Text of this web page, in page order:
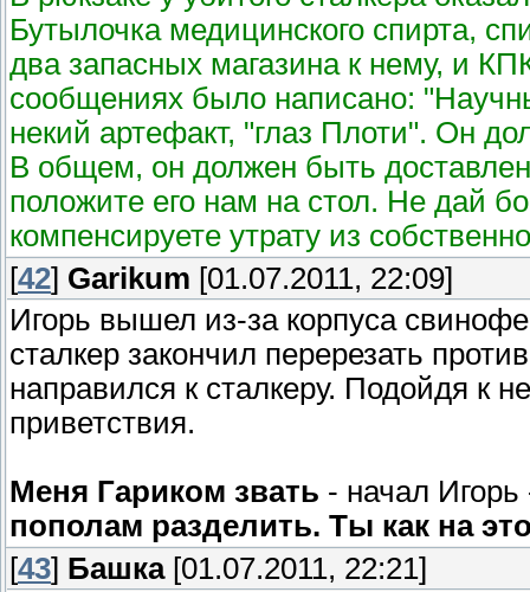
Бутылочка медицинского спирта,
два запасных магазина к нему, и
сообщениях было написано:
некий артефакт, "глаз Плоти". Он
В общем, он должен быть доставлен
положите его нам на стол. Не дай
компенсируете утрату из
[42] Garikum [01.07.2011, 22:09]
Игорь вышел из-за корпуса
сталкер закончил перерезать
направился к сталкеру. Подойдя к
приветствия.
Меня Гариком звать - начал Игорь
пополам разделить. Ты как на
[43] Башка[01.07.2011, 22:21]